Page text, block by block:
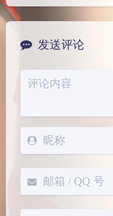
夜间模式
发送评论